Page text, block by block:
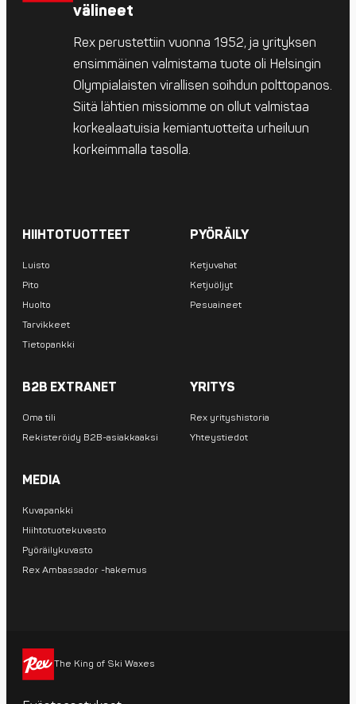
välineet
Rex perustettiin vuonna 1952, ja yrityksen
ensimmäinen valmistama tuote oli Helsingin
Olympialaisten virallisen soihdun polttopanos.
Siitä lähtien missiomme on ollut valmistaa
korkealaatuisia kemiantuotteita urheiluun
korkeimmalla tasolla.
HIIHTOTUOTTEET
Luisto
Pito
Huolto
Tarvikkeet
Tietopankki
PYÖRÄILY
Ketjuvahat
Ketjuöljyt
Pesuaineet
B2B EXTRANET
Oma tili
Rekisteröidy B2B-asiakkaaksi
YRITYS
Rex yrityshistoria
Yhteystiedot
MEDIA
Kuvapankki
Hiihtotuotekuvasto
Pyöräilykuvasto
Rex Ambassador -hakemus
The King of Ski Waxes